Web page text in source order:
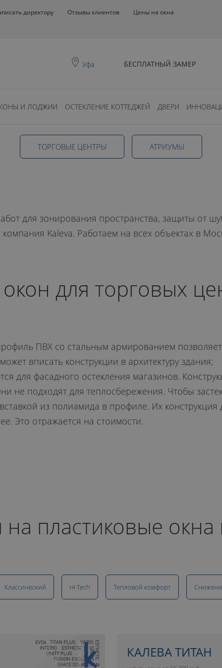
директору Отзывы клиентов Цены на окна
Уфа БЕСПЛАТНЫЙ ЗАМЕР
И ЛОДЖИИ ОСТЕКЛЕНИЕ КОТТЕДЖЕЙ ДВЕРИ
ТОРГОВЫЕ ЦЕНТРЫ АТРИУМЫ
для зонирования пространства, защиты от
Kaleva. Работаем на всех объектах в
для торговых
ПВХ со стальным армированием
вписать конструкции в архитектуру здания;
для фасадного остекления магазинов.
не подходят для теплосбережения. Чтобы
из полиамида в профиле. Их конструкция
Это отражается на стоимости.
пластиковые окна
Классический Hi-Tech Тепловой комфорт
КАЛЕВА ТИТАН